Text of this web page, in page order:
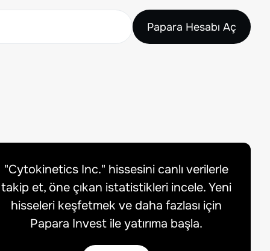
Papara Hesabı Aç
"Cytokinetics Inc." hissesini canlı verilerle
takip et, öne çıkan istatistikleri incele. Yeni
hisseleri keşfetmek ve daha fazlası için
Papara Invest ile yatırıma başla.